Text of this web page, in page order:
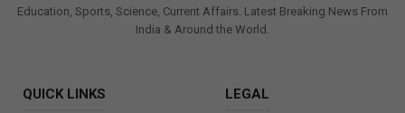
Education, Sports, Science, Current Affairs. Latest Breaking News From
India & Around the World.
QUICK LINKS LEGAL